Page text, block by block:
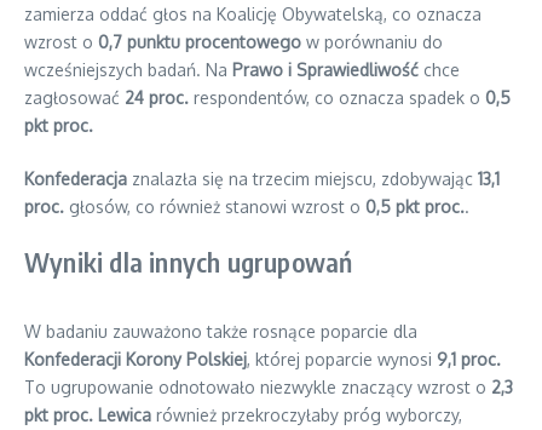
zamierza oddać głos na Koalicję Obywatelską, co oznacza
wzrost o 0,7 punktu procentowego w porównaniu do
wcześniejszych badań. Na Prawo i Sprawiedliwość chce
zagłosować 24 proc. respondentów, co oznacza spadek o 0,5
pkt proc.
Konfederacja znalazła się na trzecim miejscu, zdobywając 13,1
proc. głosów, co również stanowi wzrost o 0,5 pkt proc..
Wyniki dla innych ugrupowań
W badaniu zauważono także rosnące poparcie dla
Konfederacji Korony Polskiej, której poparcie wynosi 9,1 proc.
To ugrupowanie odnotowało niezwykle znaczący wzrost o 2,3
pkt proc. Lewica również przekroczyłaby próg wyborczy,